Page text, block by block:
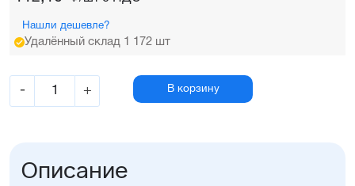
Нашли дешевле?
Удалённый склад 1 172 шт
- + В корзину
Описание